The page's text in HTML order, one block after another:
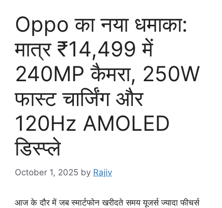
Oppo का नया धमाका:
मात्र ₹14,499 में
240MP कैमरा, 250W
फास्ट चार्जिंग और
120Hz AMOLED
डिस्प्ले
October 1, 2025 by Rajiv
आज के दौर में जब स्मार्टफोन खरीदते समय यूजर्स ज्यादा फीचर्स